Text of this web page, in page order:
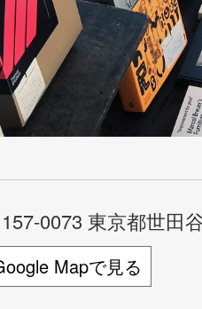
0073 東京都世田
Mapで見る